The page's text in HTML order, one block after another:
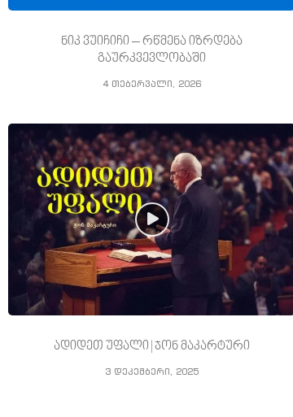
ნიკ ვუიჩიჩი – რწმენა იზრდება
გაურკვევლობაში
4 თებერვალი, 2026
ადიდეთ უფალი | ჯონ მაკარტური
3 დეკემბერი, 2025